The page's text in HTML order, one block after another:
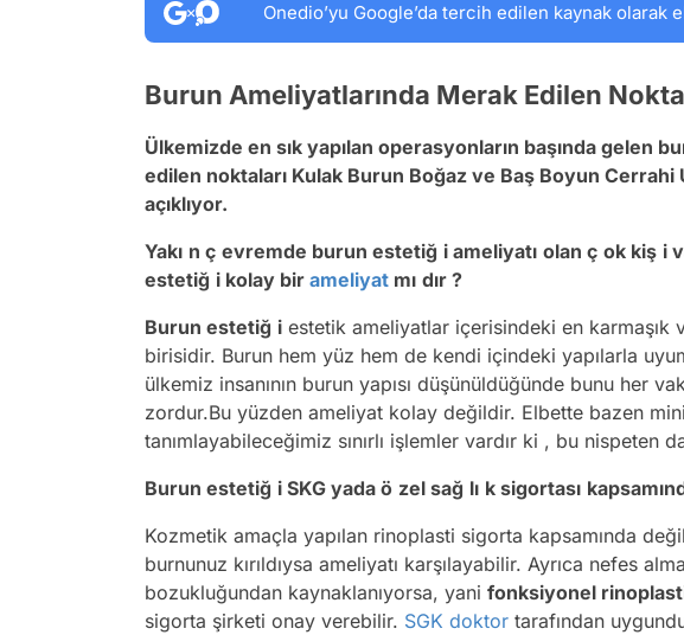
Onedio’yu Google’da tercih edilen kaynak olarak
Burun Ameliyatlarında Merak Edilen
Ülkemizde en sık yapılan operasyonların başında gelen
edilen noktaları Kulak Burun Boğaz ve Baş Boyun Cerrahi
açıklıyor.
Yakı n ç evremde burun estetiğ i ameliyatı olan ç ok kiş i
estetiğ i kolay bir ameliyat mı dır ?
Burun estetiğ i estetik ameliyatlar içerisindeki en karmaşık
birisidir. Burun hem yüz hem de kendi içindeki yapılarla
ülkemiz insanının burun yapısı düşünüldüğünde bunu her
zordur.Bu yüzden ameliyat kolay değildir. Elbette bazen
tanımlayabileceğimiz sınırlı işlemler vardır ki , bu nispeten
Burun estetiğ i SKG yada ö zel sağ lı k sigortası
Kozmetik amaçla yapılan rinoplasti sigorta kapsamında
burnunuz kırıldıysa ameliyatı karşılayabilir. Ayrıca nefes
bozukluğundan kaynaklanıyorsa, yani fonksiyonel
sigorta şirketi onay verebilir. SGK doktor tarafından